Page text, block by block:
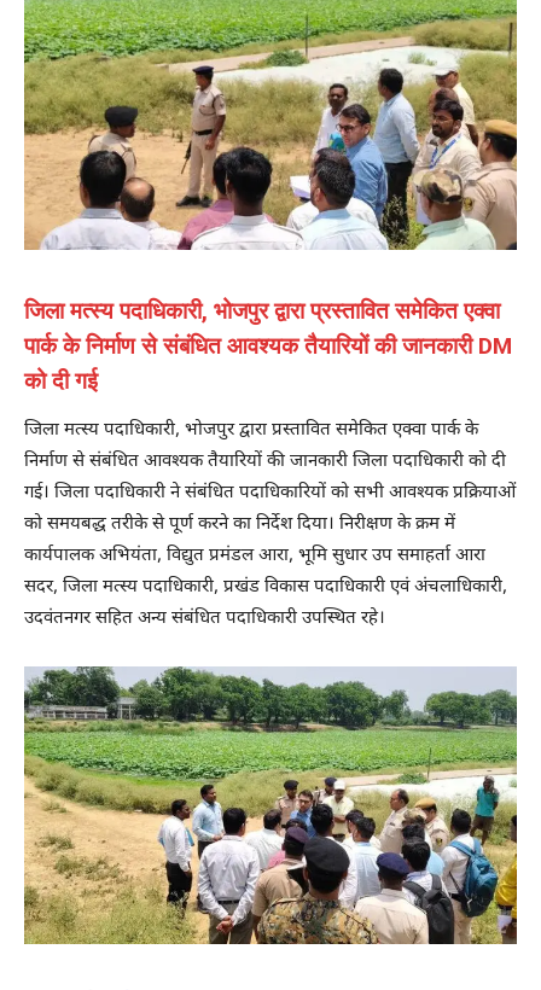
जिला मत्स्य पदाधिकारी, भोजपुर द्वारा प्रस्तावित समेकित एक्वा
पार्क के निर्माण से संबंधित आवश्यक तैयारियों की जानकारी DM
को दी गई
जिला मत्स्य पदाधिकारी, भोजपुर द्वारा प्रस्तावित समेकित एक्वा पार्क के
निर्माण से संबंधित आवश्यक तैयारियों की जानकारी जिला पदाधिकारी को दी
गई। जिला पदाधिकारी ने संबंधित पदाधिकारियों को सभी आवश्यक प्रक्रियाओं
को समयबद्ध तरीके से पूर्ण करने का निर्देश दिया। निरीक्षण के क्रम में
कार्यपालक अभियंता, विद्युत प्रमंडल आरा, भूमि सुधार उप समाहर्ता आरा
सदर, जिला मत्स्य पदाधिकारी, प्रखंड विकास पदाधिकारी एवं अंचलाधिकारी,
उदवंतनगर सहित अन्य संबंधित पदाधिकारी उपस्थित रहे।